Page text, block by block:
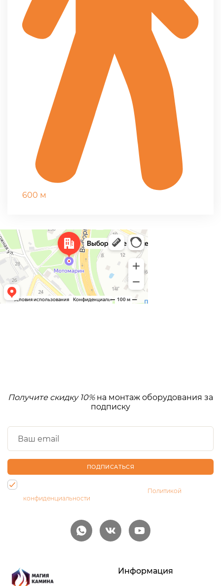
600 м
Получите скидку 10%на монтаж оборудования за
подписку
ПОДПИСАТЬСЯ
Политикой
конфиденциальности
Информация